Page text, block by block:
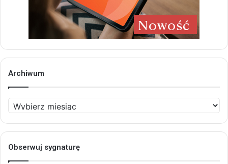
Archiwum
Archiwum
Obserwuj sygnaturę